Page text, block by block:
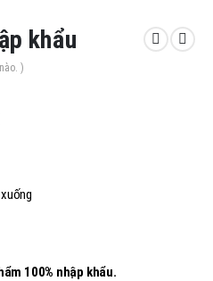
khẩu
)
100% nhập khẩu.